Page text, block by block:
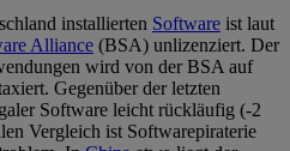
installierten Software ist laut
Alliance (BSA) unlizenziert. Der
wird von der BSA auf
Gegenüber der letzten
Software leicht rückläufig (-2
Vergleich ist Softwarepiraterie